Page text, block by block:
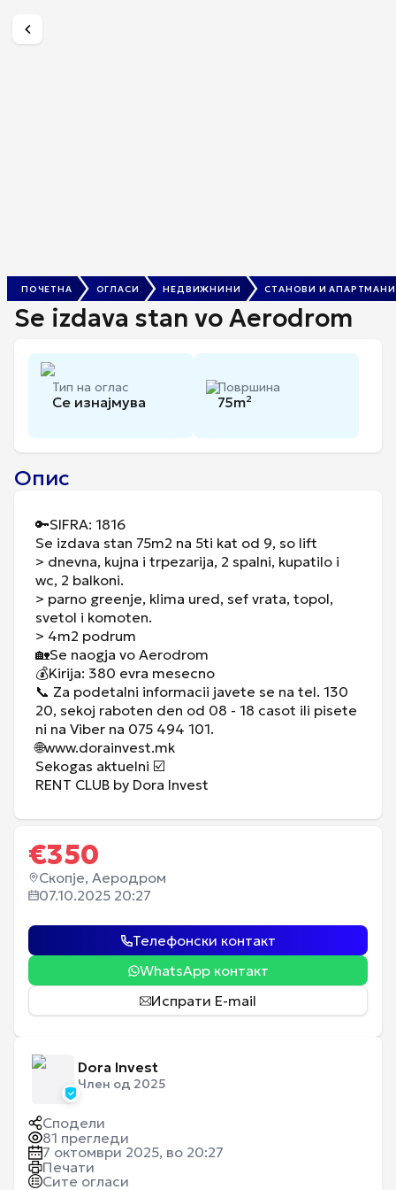
ПОЧЕТНА ОГЛАСИ НЕДВИЖНИНИ СТАНОВИ И АПАРТМАНИ
Se izdava stan vo Aerodrom
Тип на оглас
Се изнајмува
Површина
75m²
Опис
🔑SIFRA: 1816
Se izdava stan 75m2 na 5ti kat od 9, so lift
> dnevna, kujna i trpezarija, 2 spalni, kupatilo i
wc, 2 balkoni.
> parno greenje, klima ured, sef vrata, topol,
svetol i komoten.
> 4m2 podrum
🏡Se naogja vo Aerodrom
💰Kirija: 380 evra mesecno
📞 Za podetalni informacii javete se na tel. 130
20, sekoj raboten den od 08 - 18 casot ili pisete
ni na Viber na 075 494 101.
🌐www.dorainvest.mk
Sekogas aktuelni ☑️
RENT CLUB by Dora Invest
€350
Скопје, Аеродром
07.10.2025 20:27
Телефонски контакт
WhatsApp контакт
Испрати E-mail
Dora Invest
Член од 2025
Сподели
81 прегледи
7 октомври 2025, во 20:27
Печати
Сите огласи